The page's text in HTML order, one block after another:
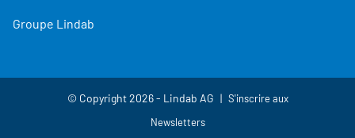
Groupe Lindab
© Copyright 2026 - Lindab AG
S'inscrire aux
Newsletters